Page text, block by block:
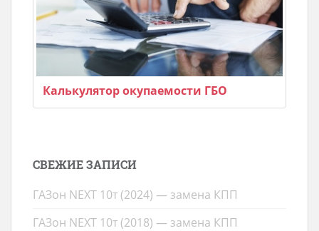
Калькулятор окупаемости ГБО
СВЕЖИЕ ЗАПИСИ
ГАЗон NEXT 10т (2024) — замена КПП
ГАЗон NEXT 10т (2018) — замена КПП